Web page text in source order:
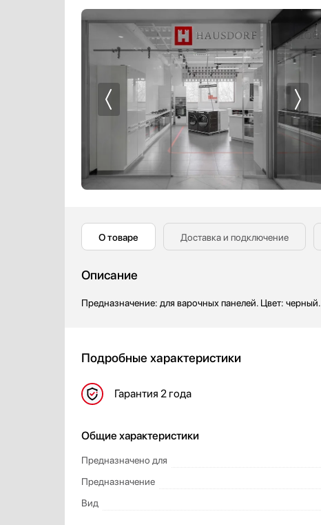
Мойки
Мультиварки
Мясорубки
Обогреватели
Очистители воздуха
Пароварки
Паровые шкафы для одежды
Парогенераторы
Подогреватели
Посуда
Проф. аксессуары
Профессиональные ледогенераторы
Пылесосы
Стиральные машины
Телевизоры
Увлажнители воздуха
Холодильники
Lofra
Maunfeld
Meyvel
Midea
Miele
Neff
Omoikiri
Pando
Restart
Samsung
Schaub Lorenz
О товаре Доставка и подключение
Описание
Предназначение: для варочных панелей. Цвет: черный.
Подробные характеристики
Гарантия 2 года
Общие характеристики
Предназначено для
Предназначение
Вид